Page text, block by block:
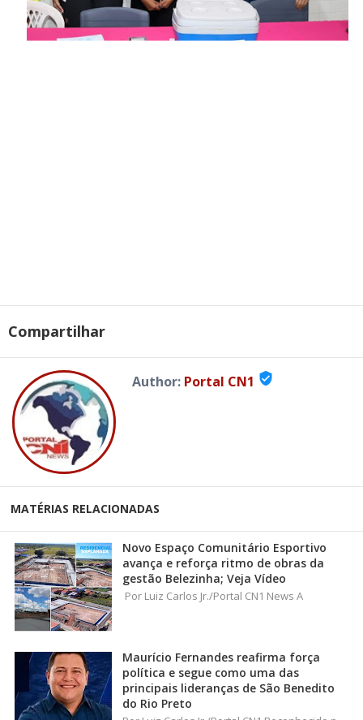
Compartilhar
Author: Portal CN1 verified_user
MATÉRIAS RELACIONADAS
Novo Espaço Comunitário Esportivo
avança e reforça ritmo de obras da
gestão Belezinha; Veja Vídeo
Por Luiz Carlos Jr./Portal CN1 News A
Maurício Fernandes reafirma força
política e segue como uma das
principais lideranças de São Benedito
do Rio Preto